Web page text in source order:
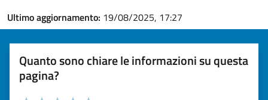
Ultimo aggiornamento: 19/08/2025, 17:27
Quanto sono chiare le informazioni su questa
pagina?